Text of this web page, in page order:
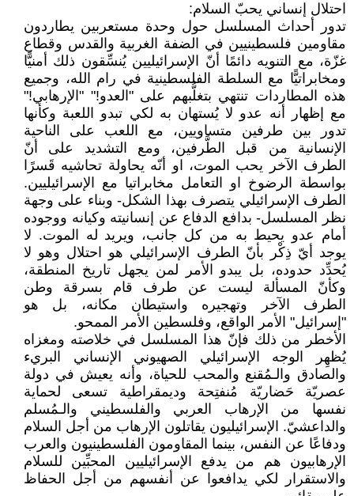
احتلال إنساني يحبّ السلام:
تدور أحداث المسلسل حول وحدة مستعربين يطاردون
مقاومين فلسطينيين في الضفة الغربية والقدس وقطاع
غزّة، مع التنويه دائمًا أنّ الإسرائيليين يُنسِّقون ذلك أمنيًّا
ومخابراتيًّا مع السلطة الفلسطينية في رام الله، وجميع
هذه المطاردات تنتهي بتغلُّبهم على "العدو!" "الإرهابي!"
مع إظهار أنه عدو لا يُستهان به لكي تبدو اللعبة وكأنها
تدور بين طرفين متساويين، مع اللعب على الناحية
الإنسانية من قبل الطَّرفين، ومع التشديد على أنّ
الطرف الآخر يحب الموت، او أنّه يحاولة تحاشيه قَسرًا
بواسطة الرضوخ او التعامل مخابراتيا مع الإسرائيليين.
الطرف الإسرائيلي يتصرف بهذا الشكل- وبناء على وجهة
نظر المسلسل- بدافع الدفاع عن إنسانيته وكيانه ووجوده
أمام عدو يحيط به من كل جانب، ويريد له الموت. لا
يوجد أيّ ذِكْر بأنّ الطرف الإسرائيلي هو احتلال وهو لا
يُحدِّد حدوده، بل يبدو الأمر لمن يجهل تاريخ المنطقة،
وكأنّ المسألة ليست عن طرف قام بسرقة وطن
الطرف الآخر وتهجيره واستيطان مكانه، بل هو
"إسرائيل" الأمر الواقع، وفلسطين الأمر الممحو.
الأخطر من ذلك فإنّ هذا المسلسل في خلاصته ومغزاه
يُظهِر الوجه الإسرائيلي الصهيوني الإنساني البريء
والصادق والـمُقنع والمحب للحياة، وأنه يعيش في دولة
عصريّة حَضاريّة مُنفتِحة وديمقراطية تسعى لحماية
نفسها من الإرهاب العربي والفلسطيني والـمُسلم
والداعشيّ. الإسرائيليون يقاتلون الإرهاب من أجل السلام
ودفاعًا عن النفس، بينما المقاومون الفلسطينيون والعرب
الإرهابيون هم من يدفع الإسرائيليين المحبِّين للسلام
والاستقرار لكي يدافعوا عن أنفسهم من أجل الحفاظ